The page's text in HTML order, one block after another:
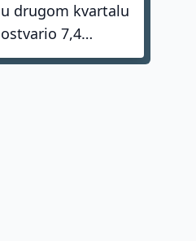
u drugom kvartalu
ostvario 7,4
milijarde dolara